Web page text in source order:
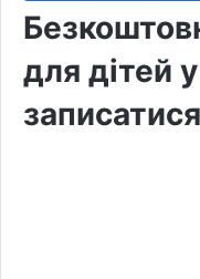
для дітей
записатися